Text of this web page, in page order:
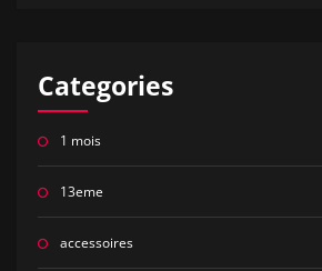
Categories
1 mois
13eme
accessoires